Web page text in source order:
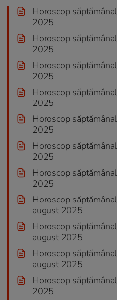
Horoscop
2025
Horoscop
2025
Horoscop
2025
Horoscop
2025
Horoscop
2025
Horoscop
2025
Horoscop
2025
Horoscop
august 2025
Horoscop
august 2025
Horoscop
august 2025
Horoscop
2025